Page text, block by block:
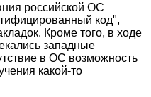
российской ОС
код",
Кроме того, в ходе
западные
в ОС возможность
какой-то